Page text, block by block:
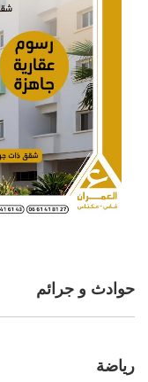
حوادث و جرائم
رياضة